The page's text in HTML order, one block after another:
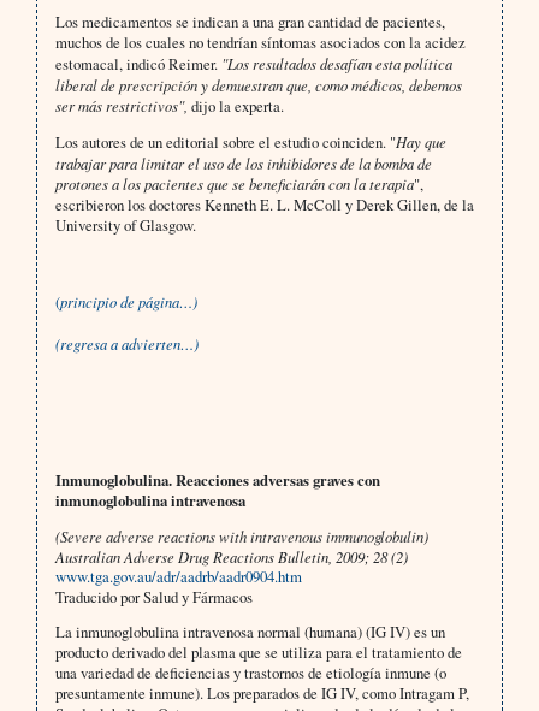
Los medicamentos se indican a una gran cantidad de pacientes,
muchos de los cuales no tendrían síntomas asociados con la acidez
estomacal, indicó Reimer. "Los resultados desafían esta política
liberal de prescripción y demuestran que, como médicos, debemos
ser más restrictivos", dijo la experta.
Los autores de un editorial sobre el estudio coinciden. "Hay que
trabajar para limitar el uso de los inhibidores de la bomba de
protones a los pacientes que se beneficiarán con la terapia",
escribieron los doctores Kenneth E. L. McColl y Derek Gillen, de la
University of Glasgow.
(principio de página…)
(regresa a advierten…)
Inmunoglobulina. Reacciones adversas graves con
inmunoglobulina intravenosa
(Severe adverse reactions with intravenous immunoglobulin)
Australian Adverse Drug Reactions Bulletin, 2009; 28 (2)
www.tga.gov.au/adr/aadrb/aadr0904.htm
Traducido por Salud y Fármacos
La inmunoglobulina intravenosa normal (humana) (IG IV) es un
producto derivado del plasma que se utiliza para el tratamiento de
una variedad de deficiencias y trastornos de etiología inmune (o
presuntamente inmune). Los preparados de IG IV, como Intragam P,